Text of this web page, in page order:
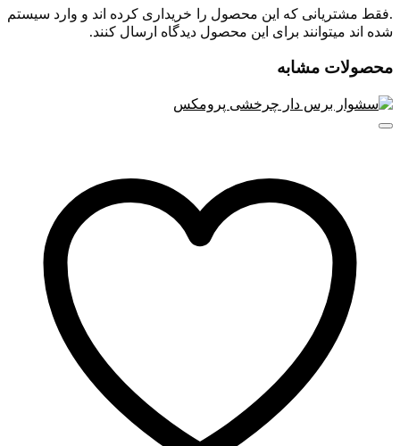
است. یون‌های آزاد شده توسط تورمالین الکتریسیته‌ ساکن روی
موها را خنثی کرده و از وزشدگی آن‌ها کم می‌کند. علاوه‌ براین باعث
می‌شود موها حالت نرم‌تر و درخشان‌تری داشته باشند.
ویو پرومکسدارای دکمه‌ روشن، خاموش بین دو اهرم است. بعد از
داشته و در محل اتصال به بدنه، حالت چرخشی دارد. قابلیت چرخش
وجود دارد. از این دستگاه مفید می‌توان هم در منازل و هم در
آرایشگاه‌ها و سالن‌ها استفاده کرد.
.فقط مشتریانی که این محصول را خریداری کرده اند و وارد سیستم
شده اند میتوانند برای این محصول دیدگاه ارسال کنند.
محصولات مشابه